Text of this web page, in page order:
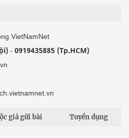
VietNamNet
- 0919435885 (Tp.HCM)
giả gửi bài Tuyển dụng